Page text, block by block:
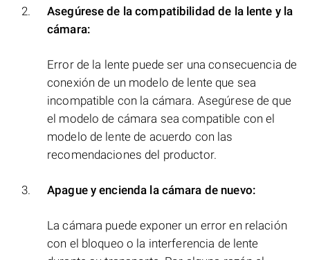
Asegúrese de la compatibilidad de la lente y la
cámara:
Error de la lente puede ser una consecuencia de
conexión de un modelo de lente que sea
incompatible con la cámara. Asegúrese de que
el modelo de cámara sea compatible con el
modelo de lente de acuerdo con las
recomendaciones del productor.
Apague y encienda la cámara de nuevo:
La cámara puede exponer un error en relación
con el bloqueo o la interferencia de lente